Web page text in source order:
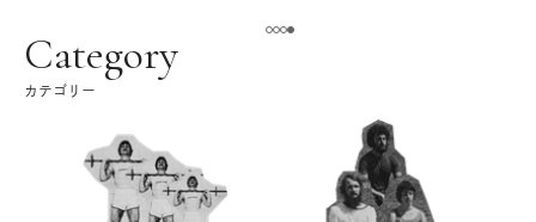
Category
カテゴリー